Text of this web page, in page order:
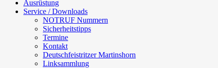
Ausrüstung
Service / Downloads
NOTRUF Nummern
Sicherheitstipps
Termine
Kontakt
Deutschfeistritzer Martinshorn
Linksammlung